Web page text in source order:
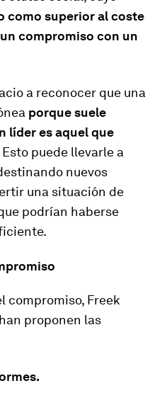
como superior al coste
compromiso con un
a reconocer que una
porque suele
líder es aquel que
Esto puede llevarle a
nuevos
una situación de
podrían haberse
compromiso, Freek
proponen las